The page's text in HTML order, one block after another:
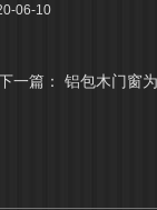
06-10
一篇： 铝包木门窗为什么